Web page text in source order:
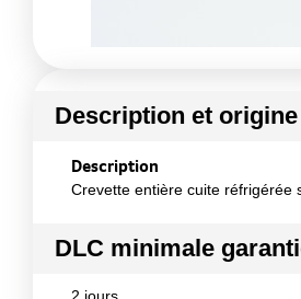
Description et origine
Description
Crevette entière cuite réfrigérée
DLC minimale